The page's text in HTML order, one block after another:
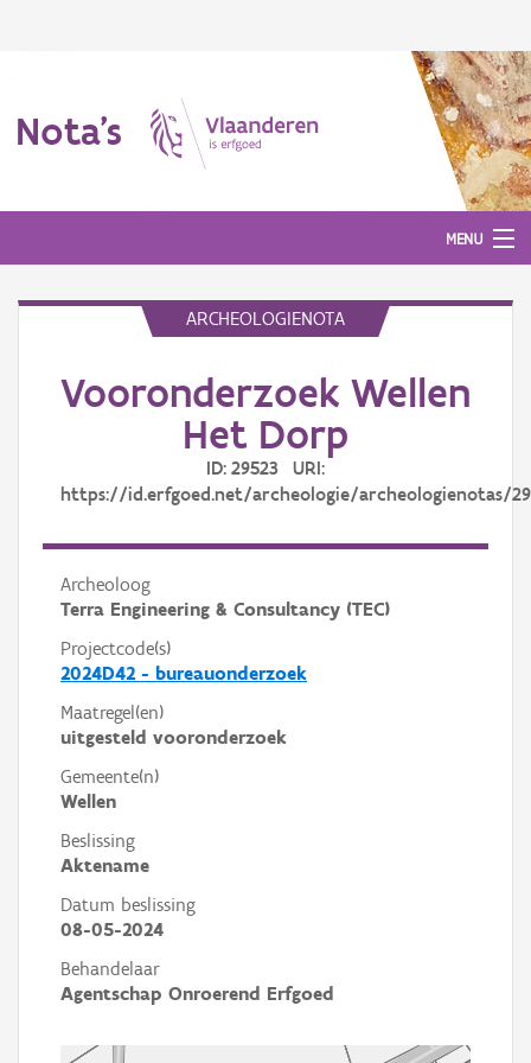
Nota's
MENU
Aanmelden
ARCHEOLOGIENOTA
Vooronderzoek Wellen
Het Dorp
ID: 29523 URI:
https://id.erfgoed.net/archeologie/archeologienotas/
Archeoloog
Terra Engineering & Consultancy (TEC)
Projectcode(s)
2024D42 - bureauonderzoek
Maatregel(en)
uitgesteld vooronderzoek
Gemeente(n)
Wellen
Beslissing
Aktename
Datum beslissing
08-05-2024
Behandelaar
Agentschap Onroerend Erfgoed